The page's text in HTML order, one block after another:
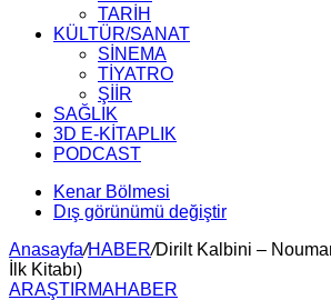
TARİH
KÜLTÜR/SANAT
SİNEMA
TİYATRO
ŞİİR
SAĞLIK
3D E-KİTAPLIK
PODCAST
Kenar Bölmesi
Dış görünümü değiştir
Anasayfa/HABER/Dirilt Kalbini –
İlk Kitabı)
ARAŞTIRMAHABER